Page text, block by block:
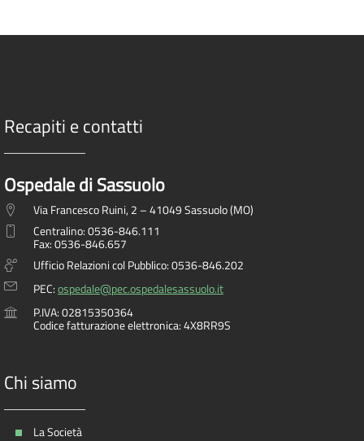
Recapiti e contatti
Ospedale di Sassuolo
Via Francesco Ruini, 2 – 41049 Sassuolo (MO)
Centralino: 0536-846.111
Fax: 0536-846.657
Ufficio Relazioni col Pubblico: 0536-846.202
PEC:ospedale@pec.ospedalesassuolo.it
P.IVA: 02815350364
Codice fatturazione elettronica: 4X8RR9S
Chi siamo
La Società